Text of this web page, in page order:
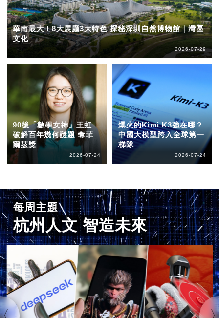
華南最大！8大展廳3大特色 探秘深圳自然博物館｜灣區
文化
2026-07-29
90後「數學女神」王虹
破解百年幾何謎題 奪菲
爾茲獎
2026-07-24
爆火的Kimi K3強在哪？
中國大模型跨入全球第一
梯隊
2026-07-24
每周主題
杭州人文 智造未來